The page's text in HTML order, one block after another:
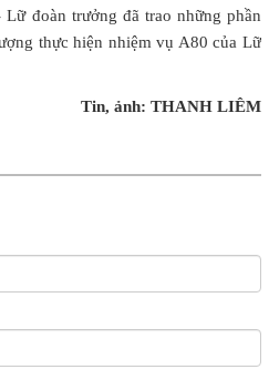
đoàn trưởng đã trao những phần
thực hiện nhiệm vụ A80 của Lữ
Tin, ảnh: THANH LIÊM